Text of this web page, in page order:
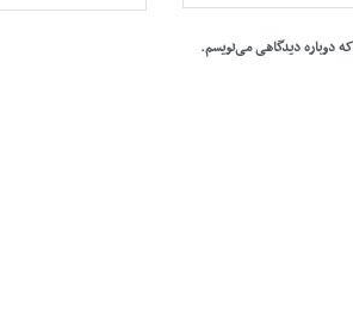
دوباره دیدگاهی می‌نویسم.